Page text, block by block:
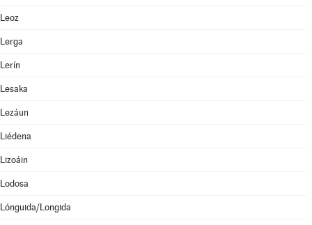
Leoz
Lerga
Lerín
Lesaka
Lezáun
Liédena
Lizoáin
Lodosa
Lónguida/Longida